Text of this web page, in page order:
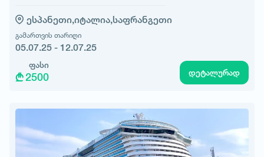
ესპანეთი,იტალია,საფრანგეთი
გამართვის თარიღი
05.07.25 - 12.07.25
ფასი
2500 დეტალურად